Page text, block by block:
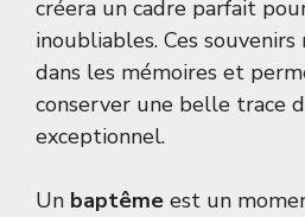
créera un cadre parfait
inoubliables. Ces
dans les mémoires et
conserver une belle trace
exceptionnel.
Un baptême est un